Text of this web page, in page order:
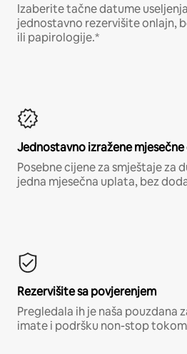
Izaberite tačne datume
jednostavno rezervišite onlajn,
ili papirologije.*
Jednostavno izražene
Posebne cijene za smještaje za
jedna mjesečna uplata, bez
Rezervišite sa povjerenjem
Pregledala ih je naša pouzdana
imate i podršku non-stop